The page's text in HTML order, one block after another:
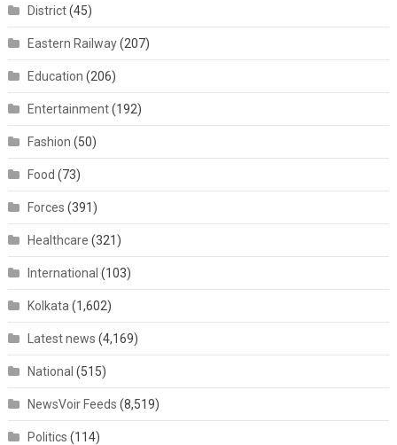
District(45)
Eastern Railway(207)
Education (206)
Entertainment(192)
Fashion (50)
Food (73)
Forces (391)
Healthcare (321)
International (103)
Kolkata (1,602)
Latest news (4,169)
National (515)
NewsVoir Feeds (8,519)
Politics (114)